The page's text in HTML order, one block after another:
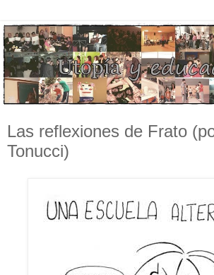
Las reflexiones de Frato
Tonucci)